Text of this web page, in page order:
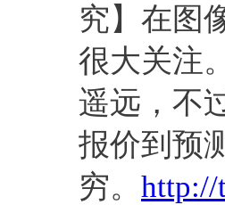
究】在图
很大关注
遥远，不
报价到预
穷。 http://